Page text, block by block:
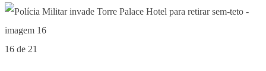
16 de 21